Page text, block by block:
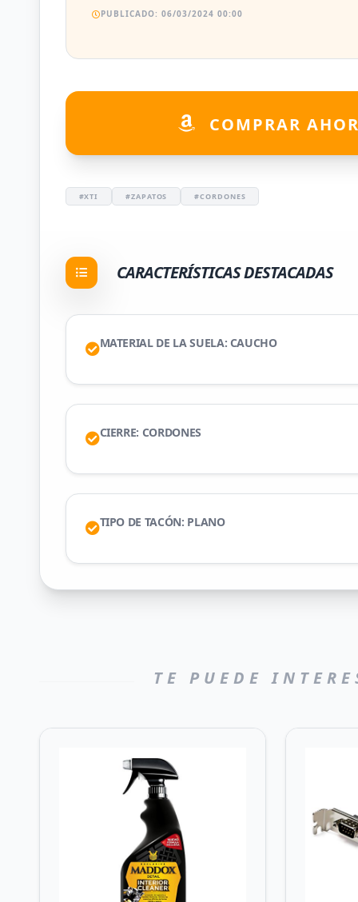
PUBLICADO: 06/03/2024 00:00
COMPRAR
#XTI #ZAPATOS #CORDONES
CARACTERÍSTICAS DESTACADAS
MATERIAL DE LA SUELA: CAUCHO
CIERRE: CORDONES
TIPO DE TACÓN: PLANO
TE PUEDE